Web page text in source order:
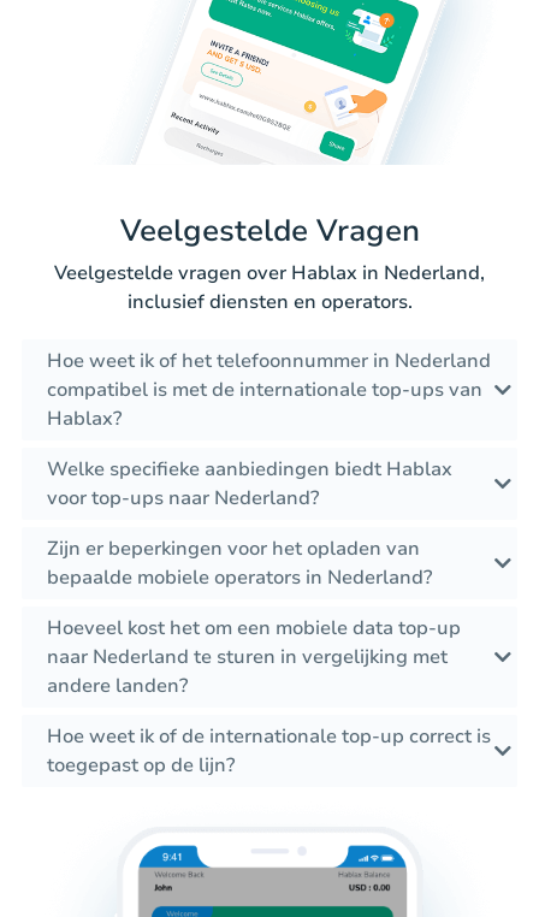
Veelgestelde Vragen
Veelgestelde vragen over Hablax in Nederland,
inclusief diensten en operators.
Hoe weet ik of het telefoonnummer in Nederland
compatibel is met de internationale top-ups van
Hablax?
Welke specifieke aanbiedingen biedt Hablax
voor top-ups naar Nederland?
Zijn er beperkingen voor het opladen van
bepaalde mobiele operators in Nederland?
Hoeveel kost het om een mobiele data top-up
naar Nederland te sturen in vergelijking met
andere landen?
Hoe weet ik of de internationale top-up correct is
toegepast op de lijn?